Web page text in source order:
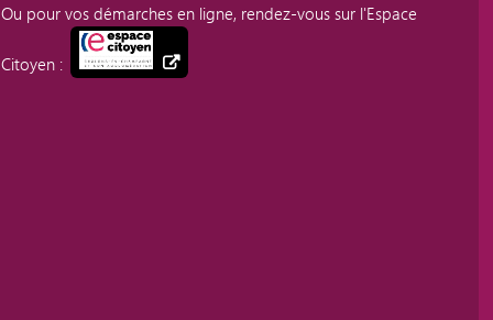
Ou pour vos démarches en ligne, rendez-vous sur l'Espace
Citoyen :